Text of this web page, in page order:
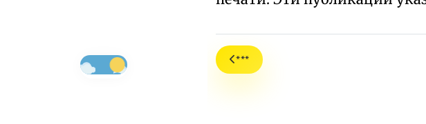
***